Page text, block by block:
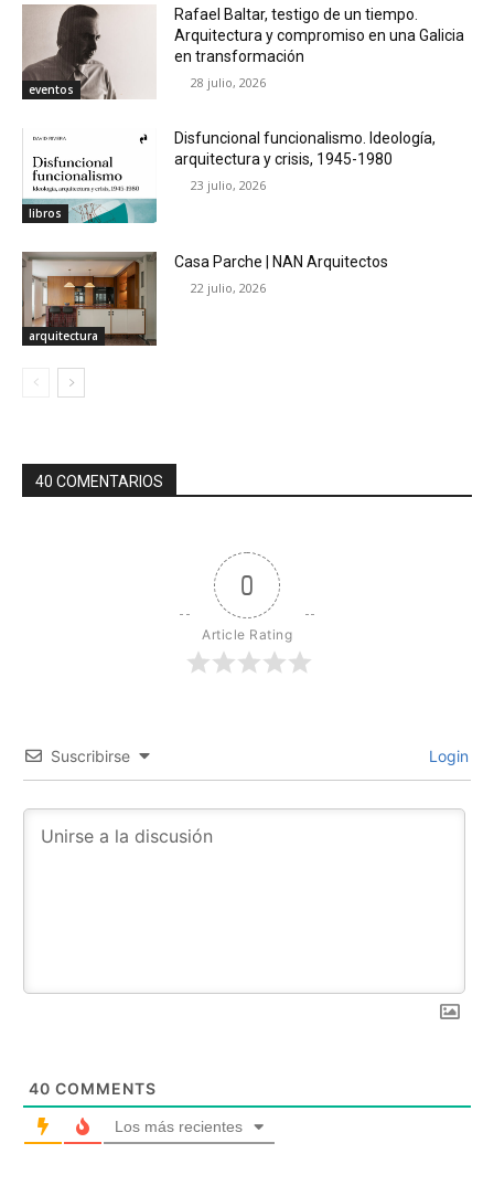
eventos
Rafael Baltar, testigo de un tiempo.
Arquitectura y compromiso en una Galicia
en transformación
28 julio, 2026
libros
Disfuncional funcionalismo. Ideología,
arquitectura y crisis, 1945-1980
23 julio, 2026
arquitectura
Casa Parche | NAN Arquitectos
22 julio, 2026
40 COMENTARIOS
0
Article Rating
Suscribirse Login
40 COMMENTS
Los más recientes